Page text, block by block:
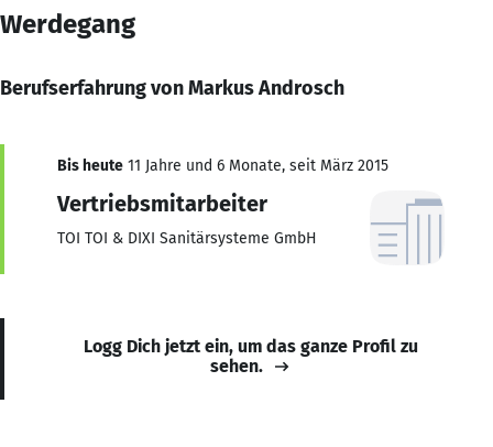
Werdegang
Berufserfahrung von Markus Androsch
Bis heute 11 Jahre und 6 Monate, seit März 2015
Vertriebsmitarbeiter
TOI TOI & DIXI Sanitärsysteme GmbH
Logg Dich jetzt ein, um das ganze Profil zu
sehen.